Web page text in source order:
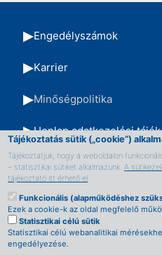
Engedélyszámok
Karrier
Minőségpolitika
Honlap adatkezelési
TVSZ
Impresszum
Oldaltérkép
Tájékoztatás sütik („cookie”)
Tájékoztatjuk, hogy a weboldalon
– statisztikai sütiket alkalmazunk.A
tájékoztató itt érhető el.
Funkcionális (alapműködéshez
Ezek a cookie-k az oldal megfelelő
Statisztikai célú sütik
Statisztikai célú webanalitikai
engedélyezése.